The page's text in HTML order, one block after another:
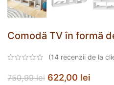
Comodă TV în formă
(14 recenzii de la
750,99lei 622,00 lei